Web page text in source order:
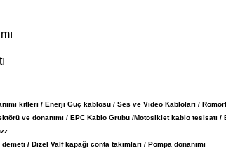
kitleri / Enerji Güç kablosu / Ses ve Video Kabloları /
ve donanımı / EPC Kablo Grubu /Motosiklet kablo tesisatı /
/ Dizel Valf kapağı conta takımları / Pompa donanımı